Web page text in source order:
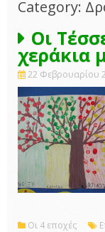
Category:
Οι
χεράκια
22 Φεβρουαρίου
Οι 4 εποχές